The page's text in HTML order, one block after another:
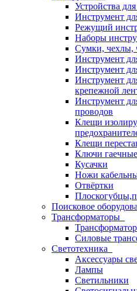
Устройства
Инструмент
Режущий
Наборы
Сумки, чехлы,
Инструмент
Инструмент
Инструмент
крепежной
Инструмент
проводов
Клещи
Клещи
Ключи гаечные
Кусачки
Ножи
Отвёртки
Поисковое
Трансформаторы
Силовые
Светотехника
Аксессуары
Лампы
Светильники